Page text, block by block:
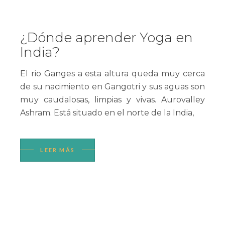
¿Dónde aprender Yoga en
India?
El rio Ganges a esta altura queda muy cerca
de su nacimiento en Gangotri y sus aguas son
muy caudalosas, limpias y vivas. Aurovalley
Ashram. Está situado en el norte de la India,
LEER MÁS